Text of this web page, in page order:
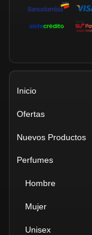
Inicio
Ofertas
Nuevos Productos
Perfumes
Hombre
Mujer
Unisex